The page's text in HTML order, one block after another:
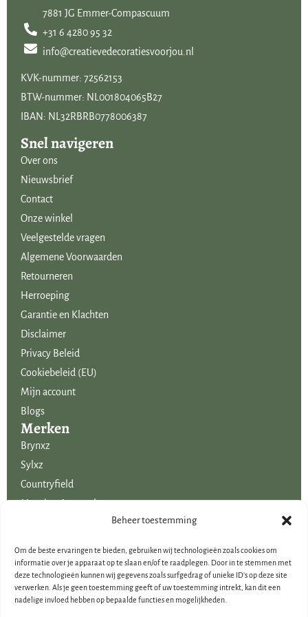
Beheer toestemming
Om de beste ervaringen te bieden, gebruiken wij technologieën zoals cookies om
informatie over je apparaat op te slaan en/of te raadplegen. Door in te stemmen met
deze technologieën kunnen wij gegevens zoals surfgedrag of unieke ID's op deze site
verwerken. Als je geen toestemming geeft of uw toestemming intrekt, kan dit een
nadelige invloed hebben op bepaalde functies en mogelijkheden.
7881 JG Emmer-Compascuum
+31 6 4280 95 32
info@creatievedecoratiesvoorjou.nl
KVK-nummer: 72562153
BTW-nummer: NL001804065B27
IBAN: NL32RBRB0778006387
Snel navigeren
Over ons
Nieuwsbrief
Contact
Onze winkel
Veelgestelde vragen
Algemene Voorwaarden
Retourneren
Herroeping
Garantie en Klachten
Disclaimer
Privacy Beleid
Cookiebeleid (EU)
Mijn account
Blogs
Merken
Brynxz
Sylxz
Countryfield
Mansion Atmosphere
Uitgelicht voor jou!
Voordelige boeketten kunstbloemen
Woondecoraties
Cadeau-artikelen